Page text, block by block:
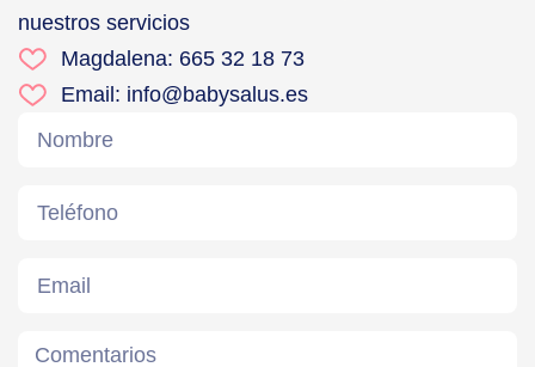
nuestros servicios
Magdalena: 665 32 18 73
Email: info@babysalus.es